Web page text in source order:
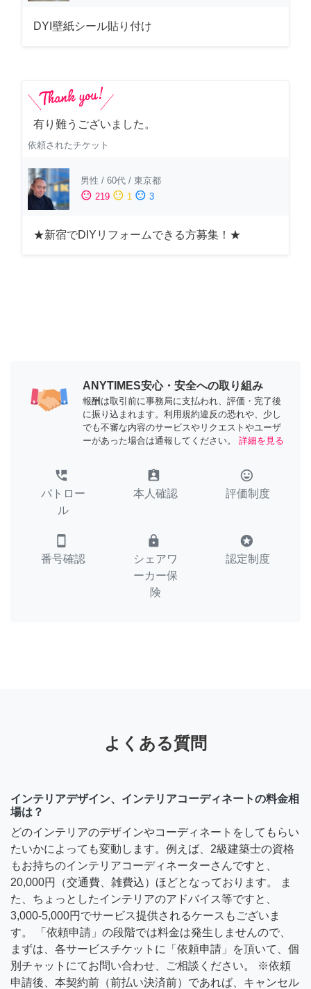
DYI壁紙シール貼り付け
有り難うございました。
依頼されたチケット
男性 / 60代 / 東京都
sentiment_satisfied 219 sentiment_neutral 1 sentiment_dissatisfied 3
★新宿でDIYリフォームできる方募集！★
ANYTIMES安心・安全への取り組み
報酬は取引前に事務局に支払われ、評価・完了後
に振り込まれます。利用規約違反の恐れや、少し
でも不審な内容のサービスやリクエストやユーザ
ーがあった場合は通報してください。
詳細を見る
perm_phone_msg
パトロー
ル
assignment_ind
本人確認
tag_faces
評価制度
smartphone
番号確認
lock
シェアワ
ーカー保
険
stars
認定制度
よくある質問
インテリアデザイン、インテリアコーディネートの料金相
場は？
どのインテリアのデザインやコーディネートをしてもらい
たいかによっても変動します。例えば、2級建築士の資格
もお持ちのインテリアコーディネーターさんですと、
20,000円（交通費、雑費込）ほどとなっております。 ま
た、ちょっとしたインテリアのアドバイス等ですと、
3,000-5,000円でサービス提供されるケースもございま
す。 「依頼申請」の段階では料金は発生しませんので、
まずは、各サービスチケットに「依頼申請」を頂いて、個
別チャットにてお問い合わせ、ご相談ください。 ※依頼
申請後、本契約前（前払い決済前）であれば、キャンセル